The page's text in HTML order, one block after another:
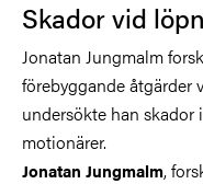
Skador vid
Jonatan Jungmalm
förebyggande
undersökte han
motionärer.
Jonatan Jungmalm,